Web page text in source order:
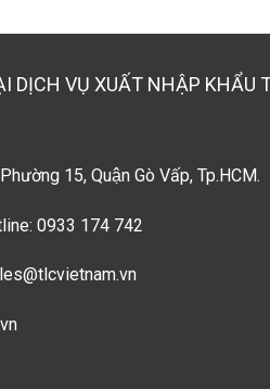
DỊCH VỤ XUẤT NHẬP KHẨU
15, Quận Gò Vấp, Tp.HCM.
0933 174 742